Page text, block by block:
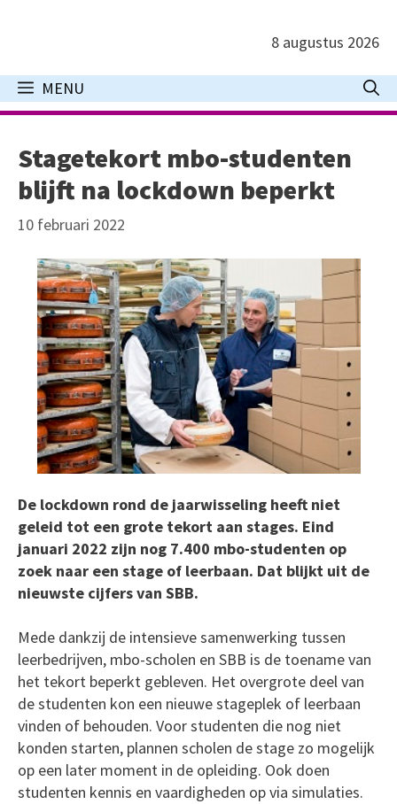
inhoud
8 augustus 2026
MENU
Stagetekort mbo-studenten
blijft na lockdown beperkt
10 februari 2022
De lockdown rond de jaarwisseling heeft niet
geleid tot een grote tekort aan stages. Eind
januari 2022 zijn nog 7.400 mbo-studenten op
zoek naar een stage of leerbaan. Dat blijkt uit de
nieuwste cijfers van SBB.
Mede dankzij de intensieve samenwerking tussen
leerbedrijven, mbo-scholen en SBB is de toename van
het tekort beperkt gebleven. Het overgrote deel van
de studenten kon een nieuwe stageplek of leerbaan
vinden of behouden. Voor studenten die nog niet
konden starten, plannen scholen de stage zo mogelijk
op een later moment in de opleiding. Ook doen
studenten kennis en vaardigheden op via simulaties.